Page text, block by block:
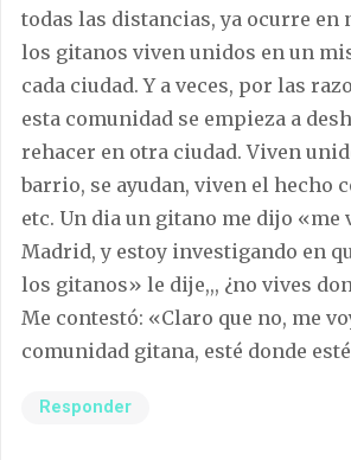
todas las distancias, ya ocurre en
los gitanos viven unidos en un
cada ciudad. Y a veces, por las
esta comunidad se empieza a
rehacer en otra ciudad. Viven
barrio, se ayudan, viven el hecho
etc. Un dia un gitano me dijo «me
Madrid, y estoy investigando en
los gitanos» le dije,,, ¿no vives
Me contestó: «Claro que no, me
comunidad gitana, esté donde
Responder